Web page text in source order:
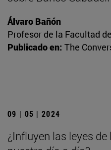
Álvaro Bañón
Profesor de la Facultad
Publicado en: The
09 | 05 | 2024
¿Influyen las leyes